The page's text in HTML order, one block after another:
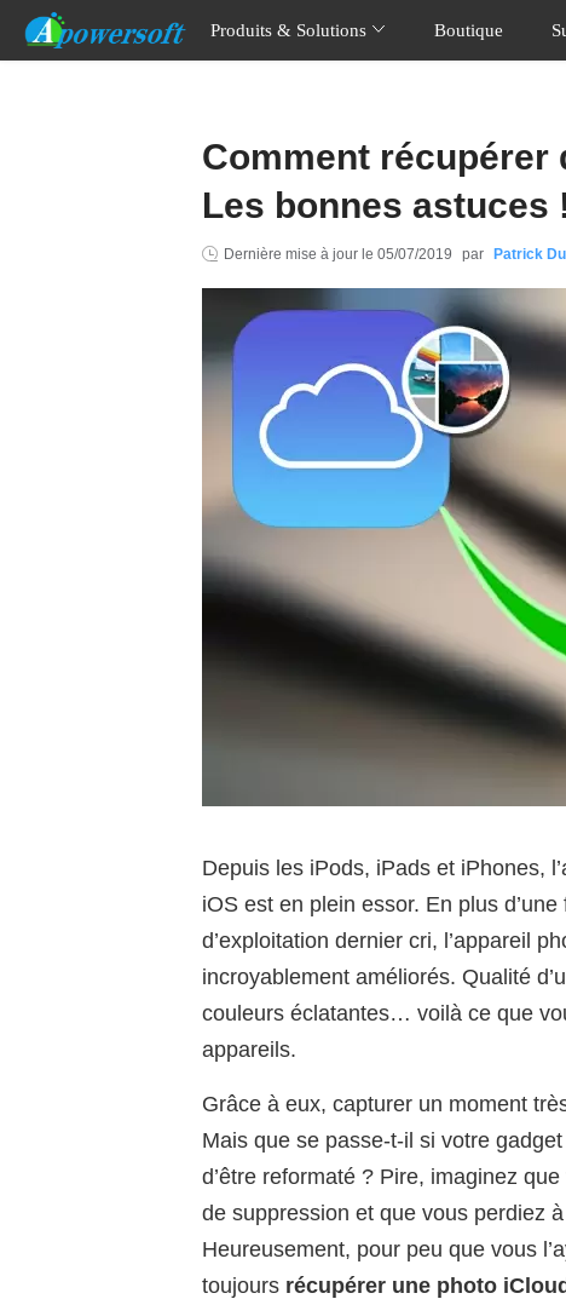
Produits & Solutions Boutique
Comment récupérer
Les bonnes astuces
Dernière mise à jour le 05/07/2019 par Patrick
Depuis les iPods, iPads et iPhones,
iOS est en plein essor. En plus
d’exploitation dernier cri, l’appareil
incroyablement améliorés. Qualité
couleurs éclatantes… voilà ce que
appareils.
Grâce à eux, capturer un moment
Mais que se passe-t-il si votre
d’être reformaté ? Pire, imaginez
de suppression et que vous perdiez
Heureusement, pour peu que vous
toujours récupérer une photo iCloud